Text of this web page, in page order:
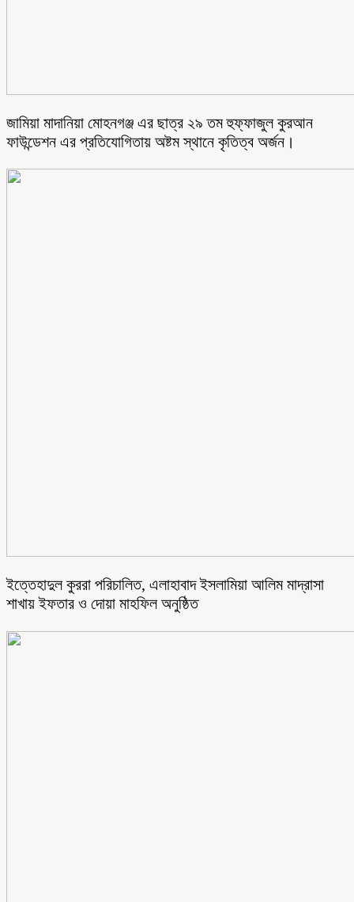
জামিয়া মাদানিয়া মোহনগঞ্জ এর ছাত্র ২৯ তম হুফ্ফাজুল কুরআন
ফাউন্ডেশন এর প্রতিযোগিতায় অষ্টম স্থানে কৃতিত্ব অর্জন।
ইত্তেহাদুল কুররা পরিচালিত, এলাহাবাদ ইসলামিয়া আলিম মাদ্রাসা
শাখায় ইফতার ও দোয়া মাহফিল অনুষ্ঠিত